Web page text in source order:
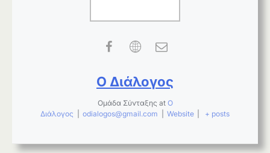
Ο Διάλογος
Ομάδα Σύνταξης at Ο
Διάλογος
odialogos@gmail.com Website + posts